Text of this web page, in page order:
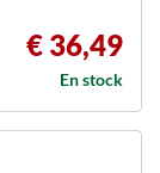
€ 36,49
En stock